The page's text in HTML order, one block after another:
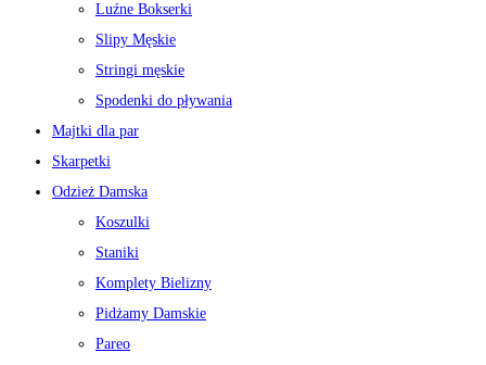
Luźne Bokserki
Slipy Męskie
Stringi męskie
Spodenki do pływania
Majtki dla par
Skarpetki
Odzież Damska
Koszulki
Staniki
Komplety Bielizny
Pidżamy Damskie
Pareo